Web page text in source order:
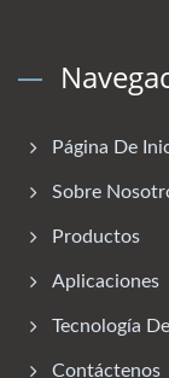
Página De
Sobre
Productos
Aplicaciones
Tecnología
Contáctenos